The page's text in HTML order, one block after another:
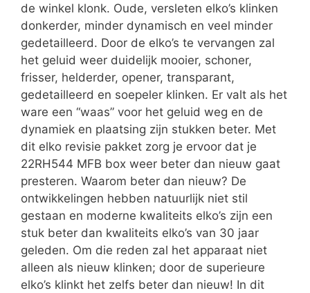
de winkel klonk. Oude, versleten elko’s klinken
donkerder, minder dynamisch en veel minder
gedetailleerd. Door de elko’s te vervangen zal
het geluid weer duidelijk mooier, schoner,
frisser, helderder, opener, transparant,
gedetailleerd en soepeler klinken. Er valt als het
ware een “waas” voor het geluid weg en de
dynamiek en plaatsing zijn stukken beter. Met
dit elko revisie pakket zorg je ervoor dat je
22RH544 MFB box weer beter dan nieuw gaat
presteren. Waarom beter dan nieuw? De
ontwikkelingen hebben natuurlijk niet stil
gestaan en moderne kwaliteits elko’s zijn een
stuk beter dan kwaliteits elko’s van 30 jaar
geleden. Om die reden zal het apparaat niet
alleen als nieuw klinken; door de superieure
elko’s klinkt het zelfs beter dan nieuw! In dit